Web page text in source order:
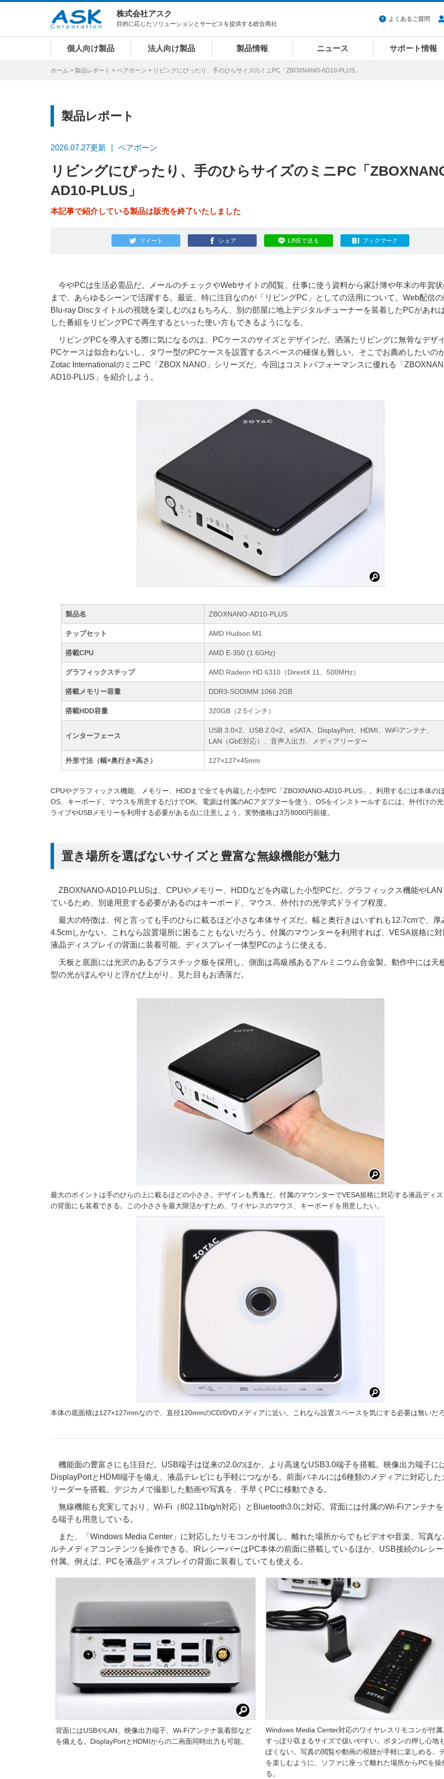
株式会社アスク
目的に応じたソリューションとサービスを提供する総合商社
よくあるご質問
個人向け製品 法人向け製品 製品情報 ニュース サポート情報
ホーム > 製品レポート > ベアボーン > リビングにぴったり、手のひらサイズのミニPC「ZBOXNANO-AD10-PLUS」
製品レポート
2026.07.27更新 ベアボーン
リビングにぴったり、手のひらサイズのミニPC「
AD10-PLUS」
本記事で紹介している製品は販売を終了いたしました
ツイート シェア LINEで送る ブックマーク
今やPCは生活必需品だ。メールのチェックやWebサイトの閲覧、仕事に使う資料から家計簿や年末の年賀
まで、あらゆるシーンで活躍する。最近、特に注目なのが「リビングPC」としての活用について。Web配信
Blu-ray Discタイトルの視聴を楽しむのはもちろん、別の部屋に地上デジタルチューナーを装着したPCがあれ
した番組をリビングPCで再生するといった使い方もできるようになる。
リビングPCを導入する際に気になるのは、PCケースのサイズとデザインだ。洒落たリビングに無骨なデザ
PCケースは似合わないし、タワー型のPCケースを設置するスペースの確保も難しい。そこでお薦めしたいの
Zotac InternationalのミニPC「ZBOX NANO」シリーズだ。今回はコストパフォーマンスに優れる「
AD10-PLUS」を紹介しよう。
製品名 ZBOXNANO-AD10-PLUS
チップセット AMD Hudson M1
搭載CPU AMD E-350 (1.6GHz)
グラフィックスチップ AMD Radeon HD 6310（DirextX 11、500MHz）
搭載メモリー容量 DDR3-SODIMM 1066 2GB
搭載HDD容量 320GB（2.5インチ）
インターフェース
USB 3.0×2、USB 2.0×2、eSATA、DisplayPort、HDMI、WiFiアンテナ、
LAN（GbE対応）、音声入出力、メディアリーダー
外形寸法（幅×奥行き×高さ） 127×127×45mm
CPUやグラフィックス機能、メモリー、HDDまで全てを内蔵した小型PC「ZBOXNANO-AD10-PLUS」。利用するには本体の
OS、キーボード、マウスを用意するだけでOK。電源は付属のACアダプターを使う。OSをインストールするには、外付けの
ライブやUSBメモリーを利用する必要がある点に注意しよう。実勢価格は3万8000円前後。
置き場所を選ばないサイズと豊富な無線機能が魅力
ZBOXNANO-AD10-PLUSは、CPUやメモリー、HDDなどを内蔵した小型PCだ。グラフィックス機能や
ているため、別途用意する必要があるのはキーボード、マウス、外付けの光学式ドライブ程度。
最大の特徴は、何と言っても手のひらに載るほど小さな本体サイズだ。幅と奥行きはいずれも12.7cmで、厚
4.5cmしかない。これなら設置場所に困ることもないだろう。付属のマウンターを利用すれば、VESA規格に
液晶ディスプレイの背面に装着可能。ディスプレイ一体型PCのように使える。
天板と底面には光沢のあるプラスチック板を採用し、側面は高級感あるアルミニウム合金製。動作中には天
型の光がぼんやりと浮かび上がり、見た目もお洒落だ。
最大のポイントは手のひらの上に載るほどの小ささ。デザインも秀逸だ。付属のマウンターでVESA規格に対応する液晶ディ
の背面にも装着できる。この小ささを最大限活かすため、ワイヤレスのマウス、キーボードを用意したい。
本体の底面積は127×127mmなので、直径120mmのCD/DVDメディアに近い。これなら設置スペースを気にする必要は無いだ
機能面の豊富さにも注目だ。USB端子は従来の2.0のほか、より高速なUSB3.0端子を搭載。映像出力端子に
DisplayPortとHDMI端子を備え、液晶テレビにも手軽につながる。前面パネルには6種類のメディアに対応した
リーダーを搭載。デジカメで撮影した動画や写真を、手早くPCに移動できる。
無線機能も充実しており、Wi-Fi（802.11b/g/n対応）とBluetooth3.0に対応。背面には付属のWi-Fiアンテナ
る端子も用意している。
また、「Windows Media Center」に対応したリモコンが付属し、離れた場所からでもビデオや音楽、写真な
ルチメディアコンテンツを操作できる。IRレシーバーはPC本体の前面に搭載しているほか、USB接続のレシ
付属。例えば、PCを液晶ディスプレイの背面に装着していても使える。
背面にはUSBやLAN、映像出力端子、Wi-Fiアンテナ装着部など
を備える。DisplayPortとHDMIからの二画面同時出力も可能。
Windows Media Center対応のワイヤレスリモコンが付
すっぽり収まるサイズで扱いやすい。ボタンの押し心地
ぽくない。写真の閲覧や動画の視聴が手軽に楽しめる。
を楽しむように、ソファに座って離れた場所からPCを操
る。